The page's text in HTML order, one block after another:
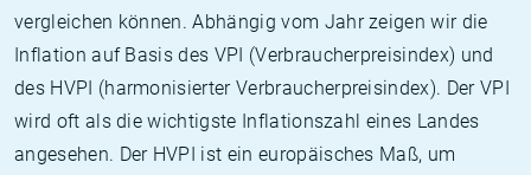
vergleichen können. Abhängig vom Jahr zeigen wir die
Inflation auf Basis des VPI (Verbraucherpreisindex) und
des HVPI (harmonisierter Verbraucherpreisindex). Der VPI
wird oft als die wichtigste Inflationszahl eines Landes
angesehen. Der HVPI ist ein europäisches Maß, um